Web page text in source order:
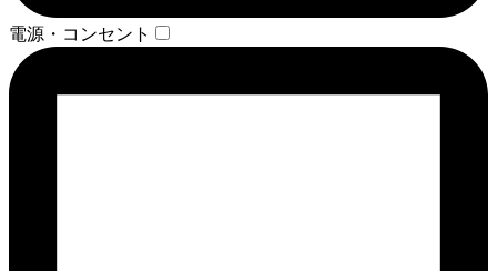
電源・コンセント